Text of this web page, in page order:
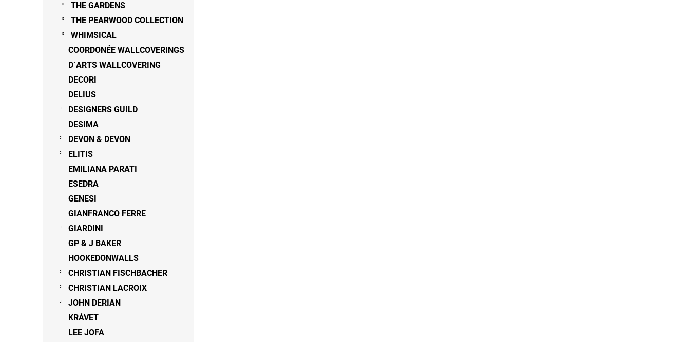
THE GARDENS
THE PEARWOOD COLLECTION
WHIMSICAL
COORDONÉE WALLCOVERINGS
D´ARTS WALLCOVERING
DECORI
DELIUS
DESIGNERS GUILD
DESIMA
DEVON & DEVON
ELITIS
EMILIANA PARATI
ESEDRA
GENESI
GIANFRANCO FERRE
GIARDINI
GP & J BAKER
HOOKEDONWALLS
CHRISTIAN FISCHBACHER
CHRISTIAN LACROIX
JOHN DERIAN
KRÁVET
LEE JOFA